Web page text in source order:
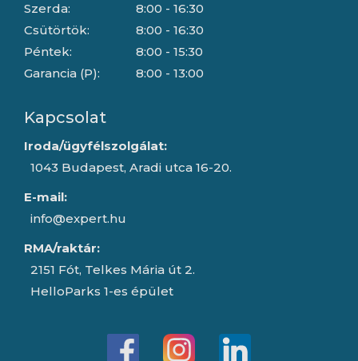
Szerda:
Csütörtök:
Péntek:
Garancia (P):
8:00 - 16:30
8:00 - 16:30
8:00 - 15:30
8:00 - 13:00
Kapcsolat
Iroda/ügyfélszolgálat:
1043 Budapest, Aradi utca 16-20.
E-mail:
info@expert.hu
RMA/raktár:
2151 Fót, Telkes Mária út 2.
HelloParks 1-es épület